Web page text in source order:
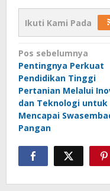
Ikuti Kami Pada
Navigasi
pos
Pos sebelumnya
Pentingnya Perkuat
Pendidikan Tinggi
Pertanian Melalui
dan Teknologi untuk
Mencapai
Pangan